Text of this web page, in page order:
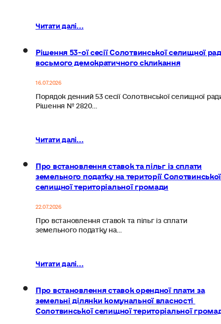
Читати далі...
Рішення 53-ої сесії Солотвинської селищної
восьмого демократичного скликання
16.07.2026
Порядок денний 53 сесії Солотвнської селищної
Рішення № 2820…
Читати далі...
Про встановлення ставок та пільг із сплати
земельного податку на території Солотвинської
селищної територіальної громади
22.07.2026
Про встановлення ставок та пільг із сплати
земельного податку на…
Читати далі...
Про встановлення ставок орендної плати за
земельні ділянки комунальної власності
Солотвинської селищної територіальної